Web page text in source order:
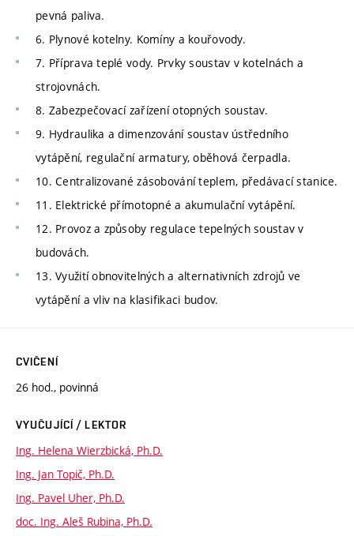
pevná paliva.
6. Plynové kotelny. Komíny a kouřovody.
7. Příprava teplé vody. Prvky soustav v kotelnách a
strojovnách.
8. Zabezpečovací zařízení otopných soustav.
9. Hydraulika a dimenzování soustav ústředního
vytápění, regulační armatury, oběhová čerpadla.
10. Centralizované zásobování teplem, předávací stanice.
11. Elektrické přímotopné a akumulační vytápění.
12. Provoz a způsoby regulace tepelných soustav v
budovách.
13. Využití obnovitelných a alternativních zdrojů ve
vytápění a vliv na klasifikaci budov.
CVIČENÍ
26 hod., povinná
VYUČUJÍCÍ / LEKTOR
Ing. Helena Wierzbická, Ph.D.
Ing. Jan Topič, Ph.D.
Ing. Pavel Uher, Ph.D.
doc. Ing. Aleš Rubina, Ph.D.